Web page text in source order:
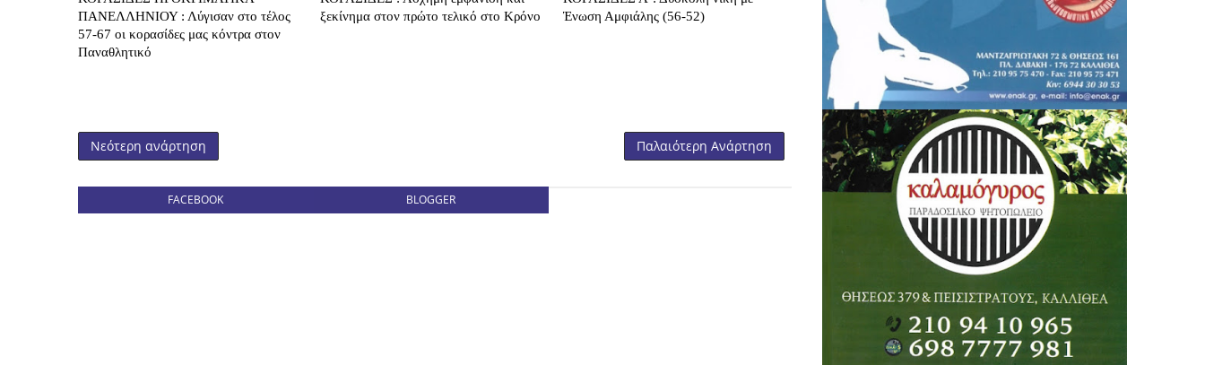
ΠΑΝΕΛΛΗΝΙΟΥ : Λύγισαν στο τέλος
57-67 οι κορασίδες μας κόντρα στον
Παναθλητικό
ξεκίνημα στον πρώτο τελικό στο Κρόνο
Ένωση Αμφιάλης (56-52)
Νεότερη ανάρτηση Παλαιότερη Ανάρτηση
FACEBOOK BLOGGER